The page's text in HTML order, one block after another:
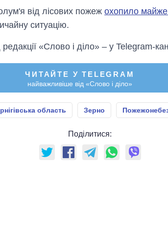
від лісових пожеж охопило
ситуацію.
редакції «Слово і діло» – у Telegram-
ЧИТАЙТЕ У TELEGRAM
найважливіше від «Слово і діло»
область Зерно
Поділитися: